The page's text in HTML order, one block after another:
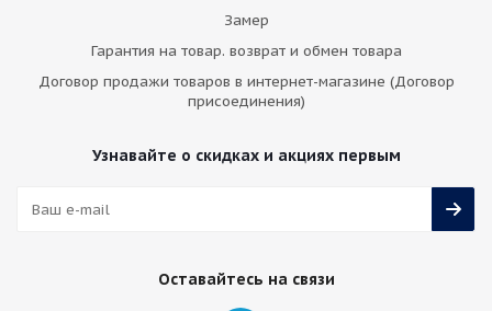
Замер
Гарантия на товар. возврат и обмен товара
Договор продажи товаров в интернет-магазине (Договор
присоединения)
Узнавайте о скидках и акциях первым
Оставайтесь на связи